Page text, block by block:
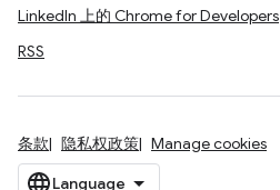
LinkedIn 上的 Chrome for Developers
RSS
条款 隐私权政策 Manage cookies